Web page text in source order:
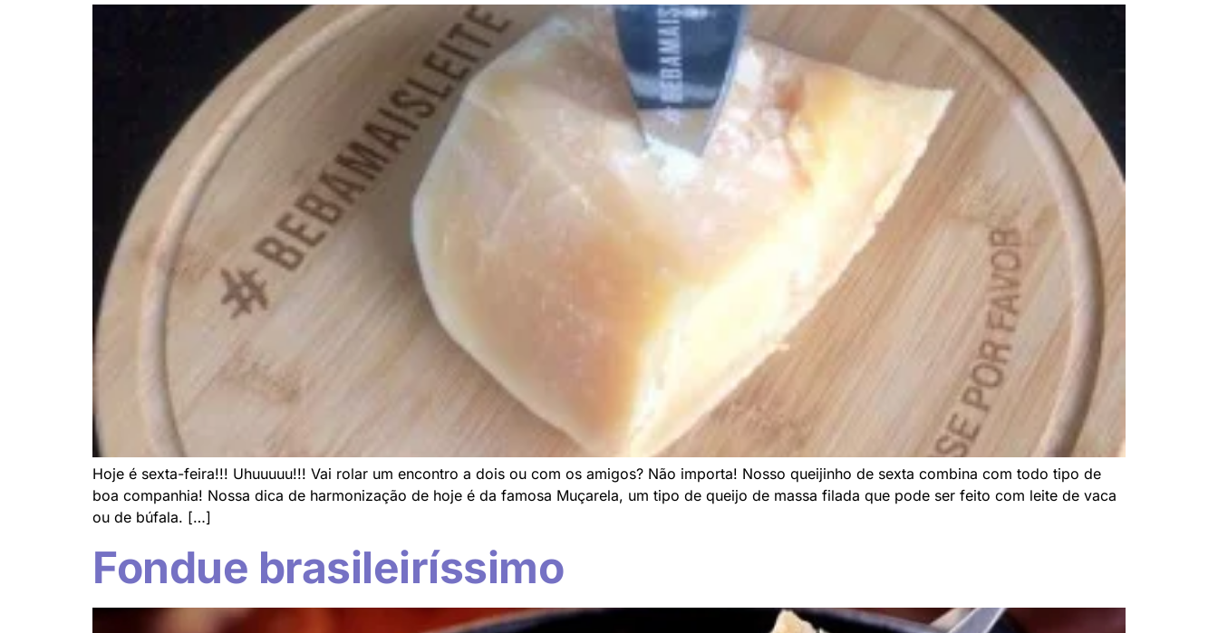
Hoje é sexta-feira!!! Uhuuuuu!!! Vai rolar um encontro a dois ou com os amigos? Não importa! Nosso queijinho de sexta combina com todo tipo de
boa companhia! Nossa dica de harmonização de hoje é da famosa Muçarela, um tipo de queijo de massa filada que pode ser feito com leite de vaca
ou de búfala. […]
Fondue brasileiríssimo